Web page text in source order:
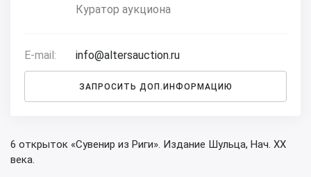
Куратор аукциона
E-mail: info@altersauction.ru
ЗАПРОСИТЬ ДОП.ИНФОРМАЦИЮ
6 открыток «Сувенир из Риги». Издание Шульца, Нач. XX
века.